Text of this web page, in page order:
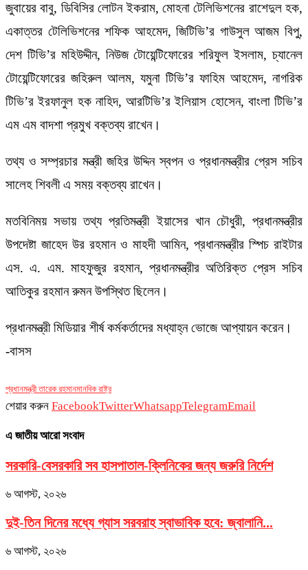
জুবায়ের বাবু, ডিবিসির লোটন ইকরাম, মোহনা টেলিভিশনের রাশেদুল হক,
একাত্তর টেলিভিশনের শফিক আহমেদ, জিটিভি’র গাউসুল আজম বিপু,
দেশ টিভি’র মহিউদ্দীন, নিউজ টোয়েন্টিফোরের শরিফুল ইসলাম, চ্যানেল
টোয়েন্টিফোরের জহিরুল আলম, যমুনা টিভি’র ফাহিম আহমেদ, নাগরিক
টিভি’র ইরফানুল হক নাহিদ, আরটিভি’র ইলিয়াস হোসেন, বাংলা টিভি’র
এম এম বাদশা প্রমুখ বক্তব্য রাখেন।
তথ্য ও সম্প্রচার মন্ত্রী জহির উদ্দিন স্বপন ও প্রধানমন্ত্রীর প্রেস সচিব
সালেহ শিবলী এ সময় বক্তব্য রাখেন।
মতবিনিময় সভায় তথ্য প্রতিমন্ত্রী ইয়াসের খান চৌধুরী, প্রধানমন্ত্রীর
উপদেষ্টা জাহেদ উর রহমান ও মাহদী আমিন, প্রধানমন্ত্রীর স্পিচ রাইটার
এস. এ. এম. মাহফুজুর রহমান, প্রধানমন্ত্রীর অতিরিক্ত প্রেস সচিব
আতিকুর রহমান রুমন উপস্থিত ছিলেন।
প্রধানমন্ত্রী মিডিয়ার শীর্ষ কর্মকর্তাদের মধ্যাহ্ন ভোজে আপ্যায়ন করেন।
-বাসস
প্রধানমন্ত্রী তারেক রহমানমানবিক রাষ্ট্র
শেয়ার করুন FacebookTwitterWhatsappTelegramEmail
এ জাতীয় আরো সংবাদ
সরকারি-বেসরকারি সব হাসপাতাল-ক্লিনিকের জন্য জরুরি নির্দেশ
৬ আগস্ট, ২০২৬
দুই-তিন দিনের মধ্যে গ্যাস সরবরাহ স্বাভাবিক হবে: জ্বালানি...
৬ আগস্ট, ২০২৬